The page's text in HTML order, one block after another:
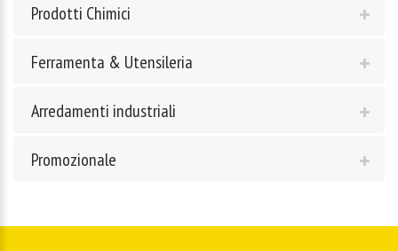
Prodotti Chimici
Ferramenta & Utensileria
Arredamenti industriali
Promozionale